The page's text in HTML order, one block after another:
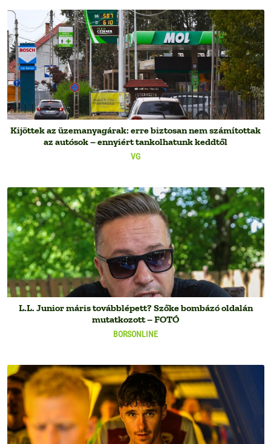
VG
Kijöttek az üzemanyagárak: erre biztosan nem számítottak
az autósok – ennyiért tankolhatunk keddtől
BORSONLINE
L.L. Junior máris továbblépett? Szőke bombázó oldalán
mutatkozott – FOTÓ